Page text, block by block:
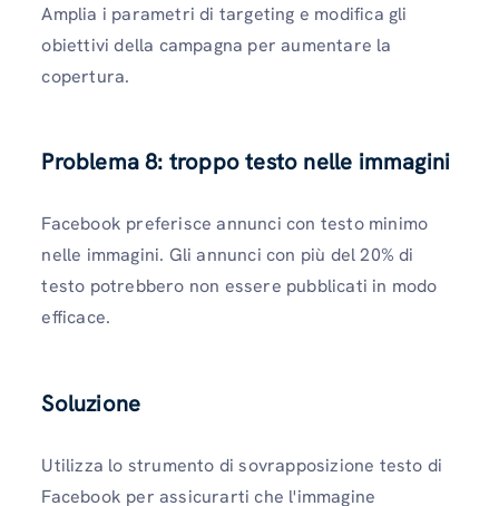
Amplia i parametri di targeting e modifica gli
obiettivi della campagna per aumentare la
copertura.
Problema 8: troppo testo nelle immagini
Facebook preferisce annunci con testo minimo
nelle immagini. Gli annunci con più del 20% di
testo potrebbero non essere pubblicati in modo
efficace.
Soluzione
Utilizza lo strumento di sovrapposizione testo di
Facebook per assicurarti che l'immagine